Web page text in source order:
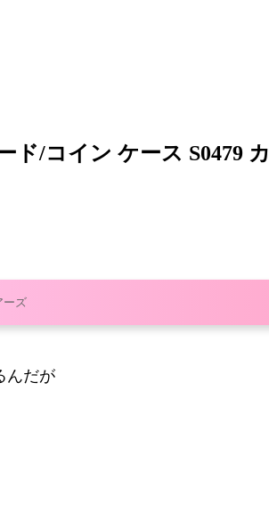
ド/コイン ケース S0479
ーズ
んだが